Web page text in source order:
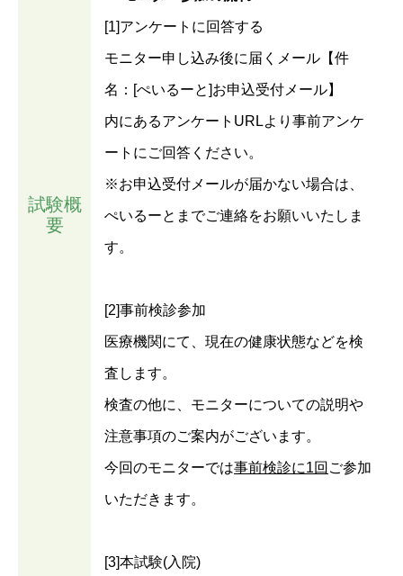
試験概
要
[1]アンケートに回答する
モニター申し込み後に届くメール【件
名：[ぺいるーと]お申込受付メール】
内にあるアンケートURLより事前アンケ
ートにご回答ください。
※お申込受付メールが届かない場合は、
ぺいるーとまでご連絡をお願いいたしま
す。
[2]事前検診参加
医療機関にて、現在の健康状態などを検
査します。
検査の他に、モニターについての説明や
注意事項のご案内がございます。
今回のモニターでは事前検診に1回 ご参加
いただきます。
[3]本試験(入院)